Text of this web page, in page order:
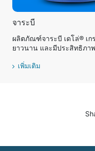
จาระบี
ผลิตภัณฑ์จาระบี เดโล่® เ
ยาวนาน และมีประสิทธิภา
เพิ่มเติม